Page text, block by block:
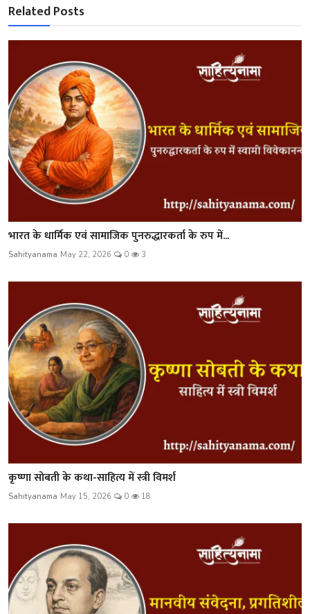
Related Posts
भारत के धार्मिक एवं सामाजिक पुनरुद्धारकर्ता के रुप में...
Sahityanama May 22, 2026 0 3
कृष्णा सोबती के कथा-साहित्य में स्त्री विमर्श
Sahityanama May 15, 2026 0 18